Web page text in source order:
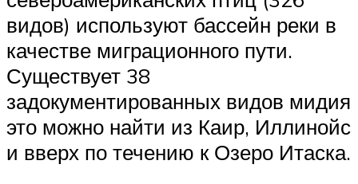
видов) используют бассейн реки в
качестве миграционного пути.
Существует 38
задокументированных видов мидия
это можно найти из Каир, Иллинойс
и вверх по течению к Озеро Итаска.